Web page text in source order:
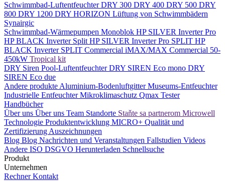
Schwimmbad-LuftentfeuchterDRY 300 DRY 400 DRY 500 DRY
800 DRY 1200 DRY HORIZON Lüftung von Schwimmbädern
Synairgic
Schwimmbad-Wärmepumpen Monoblok HP SILVER Inverter Pro
HP BLACK Inverter Split HP SILVER Inverter Pro SPLIT HP
BLACK Inverter SPLIT Commercial iMAX/MAX Commercial 50-
450kW Tropical kit
DRY Siren Pool-LuftentfeuchterDRY SIREN Eco mono DRY
SIREN Eco due
Andere produkte Aluminium-BodenluftgitterMuseums-Entfeuchter
Industrielle EntfeuchterMikroklimaschutz Qmax Tester
Handbücher
Über uns Über uns Team Standorte Staňte sa partnerom Microwell
Technologie Produktentwicklung MICRO+ Qualität und
Zertifizierung Auszeichnungen
Blog Blog Nachrichten und Veranstaltungen Fallstudien Videos
Andere ISO DSGVO Herunterladen Schnellsuche
Produkt
Unternehmen
Rechner Kontakt